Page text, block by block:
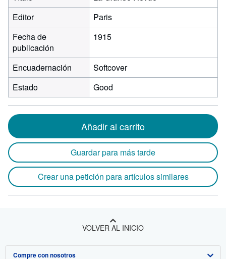
Editor
Paris
Fecha de
publicación
1915
Encuadernación
Softcover
Estado
Good
Añadir al carrito
Guardar para más tarde
Crear una petición para artículos similares
VOLVER AL INICIO
Compre con nosotros